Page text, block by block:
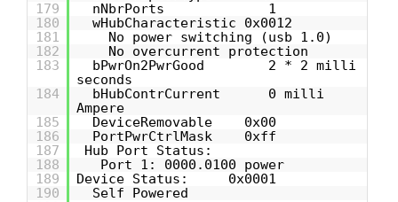
179
nNbrPorts 1
180
wHubCharacteristic 0x0012
181
No power switching (usb 1.0)
182
No overcurrent protection
183
bPwrOn2PwrGood 2 * 2 milli
seconds
184
bHubContrCurrent 0 milli
Ampere
185
DeviceRemovable 0x00
186
PortPwrCtrlMask 0xff
187
Hub Port Status:
188
Port 1: 0000.0100 power
189
Device Status: 0x0001
190
Self Powered